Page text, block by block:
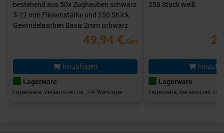
bestehend aus 50x Zughauben schwarz
3-12 mm Fliesenstärke und 250 Stück
Gewindelaschen Basis 2mm schwarz
49,94 €/Set
hinzufügen
Lagerware
Lagerware, Versandzeit ca. 7-9 Werktage
250 Stück weiß
Lagerware
Lagerware, Versandzeit ca.